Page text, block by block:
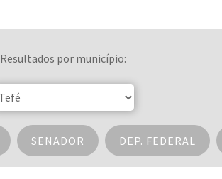
Resultados por município:
SENADOR DEP. FEDERAL